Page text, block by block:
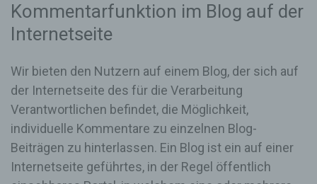
Kommentarfunktion im Blog auf der
Internetseite
Wir bieten den Nutzern auf einem Blog, der sich auf
der Internetseite des für die Verarbeitung
Verantwortlichen befindet, die Möglichkeit,
individuelle Kommentare zu einzelnen Blog-
Beiträgen zu hinterlassen. Ein Blog ist ein auf einer
Internetseite geführtes, in der Regel öffentlich
Eine Weitergabe dieser Daten an Dritte erfolgt
grundsätzlich nicht, sofern keine gesetzliche
Pflicht zur Weitergabe besteht oder die Weitergabe
Die Registrierung der betroffenen Person unter
freiwilliger Angabe personenbezogener Daten
dient dem für die Verarbeitung Verantwortlichen
dazu, der betroffenen Person Inhalte oder
Leistungen anzubieten, die aufgrund der Natur der
Sache nur registrierten Benutzern angeboten
werden können. Registrierten Personen steht die
Möglichkeit frei, die bei der Registrierung